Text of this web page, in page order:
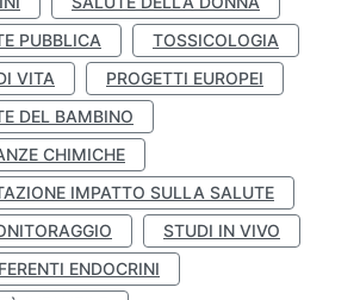
PUBBLICA
TOSSICOLOGIA
VITA
PROGETTI EUROPEI
DEL BAMBINO
CHIMICHE
IMPATTO SULLA SALUTE
STUDI IN VIVO
ENDOCRINI